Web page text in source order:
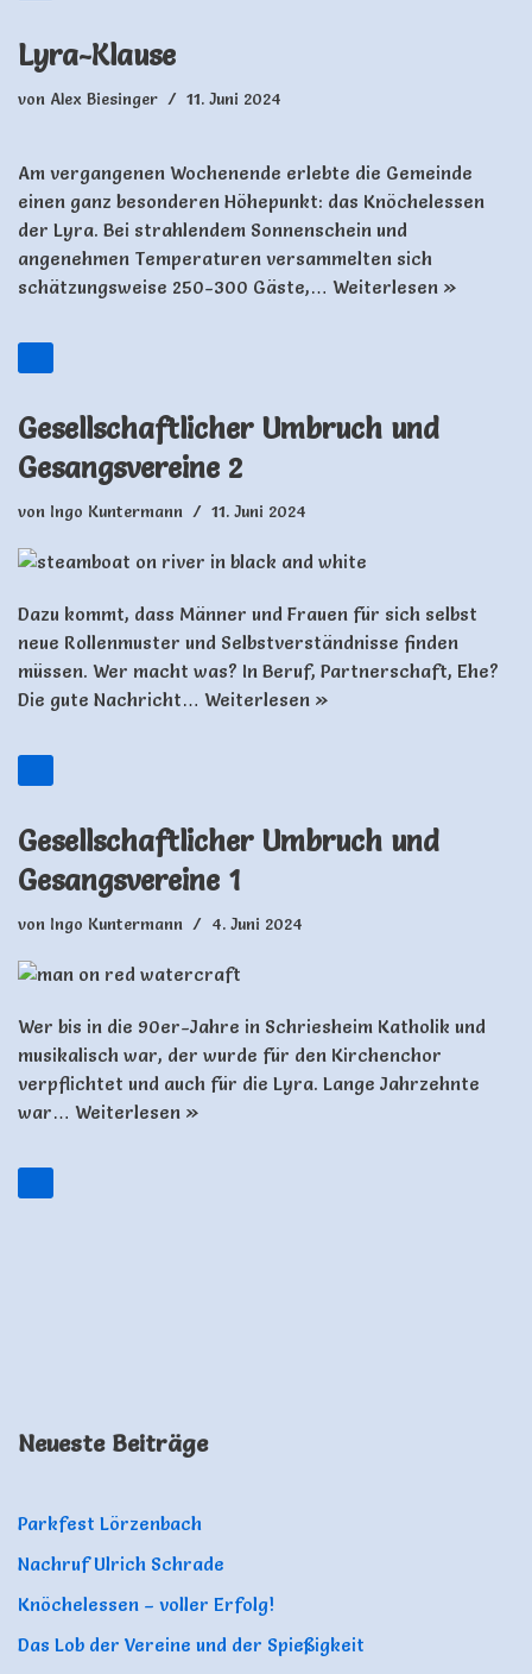
Lyra-Klause
von Alex Biesinger 11. Juni 2024
Am vergangenen Wochenende erlebte die Gemeinde
einen ganz besonderen Höhepunkt: das Knöchelessen
der Lyra. Bei strahlendem Sonnenschein und
angenehmen Temperaturen versammelten sich
schätzungsweise 250-300 Gäste,… Weiterlesen »
Gesellschaftlicher Umbruch und
Gesangsvereine 2
von Ingo Kuntermann 11. Juni 2024
Dazu kommt, dass Männer und Frauen für sich selbst
neue Rollenmuster und Selbstverständnisse finden
müssen. Wer macht was? In Beruf, Partnerschaft, Ehe?
Die gute Nachricht… Weiterlesen »
Gesellschaftlicher Umbruch und
Gesangsvereine 1
von Ingo Kuntermann 4. Juni 2024
Wer bis in die 90er-Jahre in Schriesheim Katholik und
musikalisch war, der wurde für den Kirchenchor
verpflichtet und auch für die Lyra. Lange Jahrzehnte
war… Weiterlesen »
Neueste Beiträge
Parkfest Lörzenbach
Nachruf Ulrich Schrade
Knöchelessen – voller Erfolg!
Das Lob der Vereine und der Spießigkeit